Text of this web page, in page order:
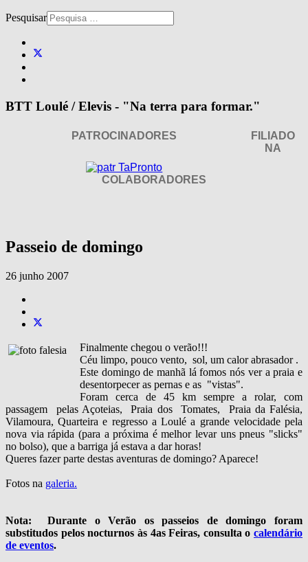
Pesquisar
BTT Loulé / Elevis - "Na terra para formar."
PATROCINADORES
FILIADO
NA
COLABORADORES
Passeio de domingo
26 junho 2007
Finalmente chegou o verão!!!
Céu limpo, pouco vento, sol, um calor abrasador .
Este domingo de manhã lá fomos nós ver a praia e
desentorpecer as pernas e as "vistas".
Foram cerca de 45 km sempre a rolar, com
passagem pelas Açoteias, Praia dos Tomates, Praia da Falésia,
Vilamoura, Quarteira e regresso a Loulé a grande velocidade pela
nova via rápida (para a próxima é melhor levar uns pneus "slicks"
no bolso), que a barriga já estava a dar horas!
Queres fazer parte destas aventuras de domingo? Aparece!
Fotos na galeria.
Nota: Durante o Verão os passeios de domingo foram
substitudos pelos nocturnos às 4as Feiras, consulta o calendário
de eventos.